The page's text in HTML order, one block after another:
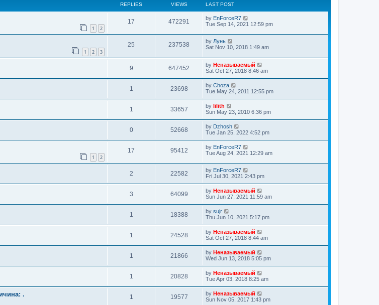
o
t
e
t
t
l
a
s
t
p
o
s
t
REPLIES VIEWS LAST POST
1 2
17 472291 by EnForceR7
Tue Sep 14, 2021 12:59 pm
1 2 3
25 237538 by Лунь
Sat Nov 10, 2018 1:49 am
9 647452 by Неназываемый
Sat Oct 27, 2018 8:46 am
1 23698 by Choza
Tue May 24, 2011 12:55 pm
1 33657 by lilith
Sun May 23, 2010 6:36 pm
0 52668 by Dzhosh
Tue Jan 25, 2022 4:52 pm
1 2
17 95412 by EnForceR7
Tue Aug 24, 2021 12:29 am
2 22582 by EnForceR7
Fri Jul 30, 2021 2:43 pm
3 64099 by Неназываемый
Sun Jun 27, 2021 11:59 am
1 18388 by sujr
Thu Jun 10, 2021 5:17 pm
1 24528 by Неназываемый
Sat Oct 27, 2018 8:44 am
1 21866 by Неназываемый
Wed Jun 13, 2018 5:05 pm
1 20828 by Неназываемый
Tue Apr 03, 2018 8:25 am
. 1 19577 by Неназываемый
Sun Nov 05, 2017 1:43 pm